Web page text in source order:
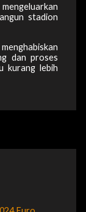
stadion
dan proses
kurang lebih